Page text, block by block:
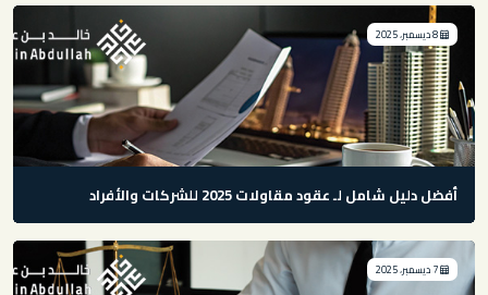
أفضل دليل شامل لـ عقود مقاولات 2025 للشركات والأفراد